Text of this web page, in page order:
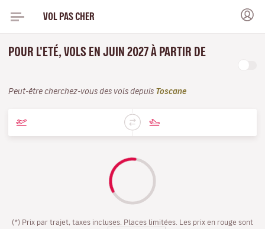
VOL PAS CHER
POUR L'ETÉ, VOLS EN JUIN 2027 À PARTIR DE
Peut-être cherchez-vous des vols depuis Toscane
(*) Prix par trajet, taxes incluses. Places limitées. Les prix en rouge sont